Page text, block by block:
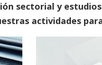
sectorial y
actividades